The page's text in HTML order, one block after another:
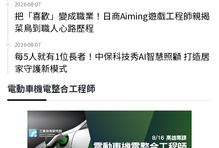
2026-08-07
把「喜歡」變成職業！日商Aiming遊戲工程師親揭
菜鳥到職人心路歷程
2026-08-07
每5人就有1位長者！中保科技秀AI智慧照顧 打造居
家守護新模式
電動車機電整合工程師